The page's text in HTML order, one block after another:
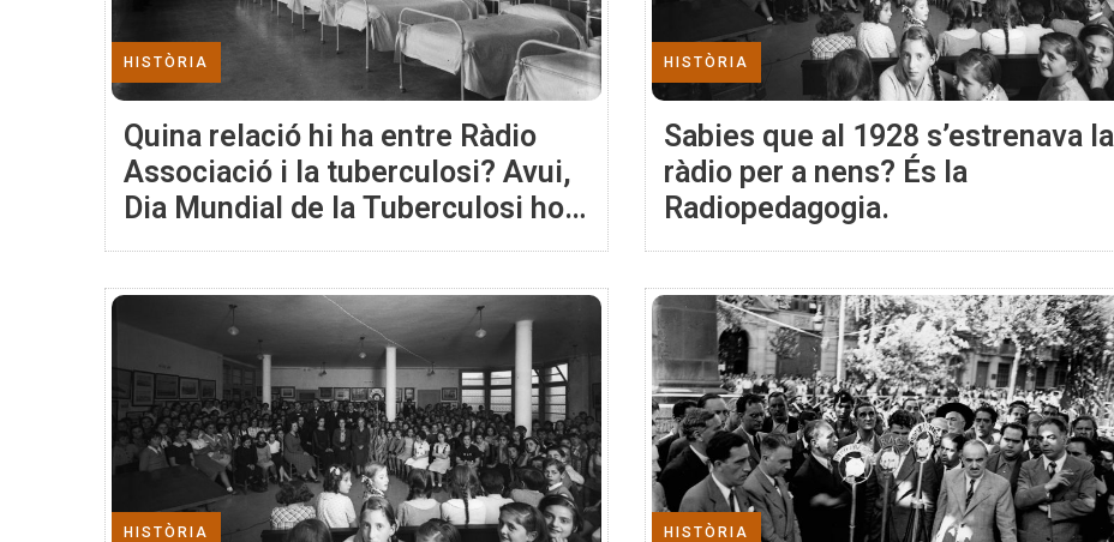
HISTÒRIA
Quina relació hi ha entre Ràdio
Associació i la tuberculosi? Avui,
Dia Mundial de la Tuberculosi ho
expliquem
HISTÒRIA
Sabies que al 1928 s’estrenava la
ràdio per a nens? És la
Radiopedagogia.
HISTÒRIA HISTÒRIA